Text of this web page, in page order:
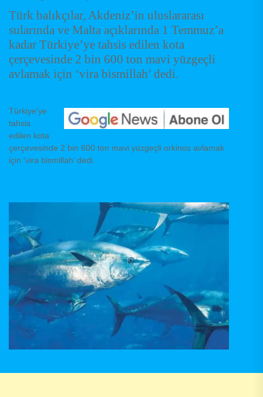
Türk balıkçılar, Akdeniz’in uluslararası
sularında ve Malta açıklarında 1 Temmuz’a
kadar Türkiye’ye tahsis edilen kota
çerçevesinde 2 bin 600 ton mavi yüzgeçli
avlamak için ‘vira bismillah’ dedi.
Türkiye’ye
tahsis
edilen kota
çerçevesinde 2 bin 600 ton mavi yüzgeçli orkinos avlamak
için ‘vira bismillah’ dedi.